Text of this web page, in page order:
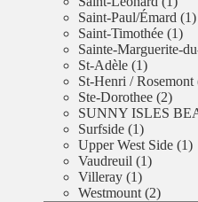
Saint-Paul/Émard (1)
Saint-Timothée (1)
Sainte-Marguerite-
St-Adèle (1)
St-Henri / Rosemont
Ste-Dorothee (2)
SUNNY ISLES
Surfside (1)
Upper West Side (1)
Vaudreuil (1)
Villeray (1)
Westmount (2)